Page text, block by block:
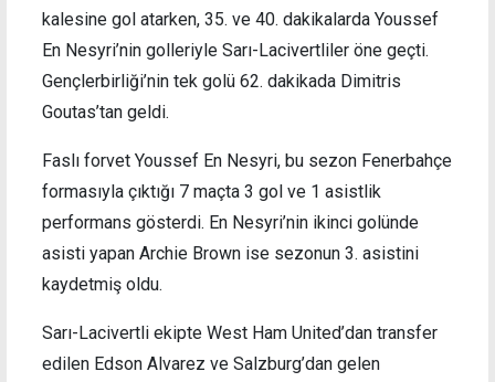
kalesine gol atarken, 35. ve 40. dakikalarda Youssef
En Nesyri’nin golleriyle Sarı-Lacivertliler öne geçti.
Gençlerbirliği’nin tek golü 62. dakikada Dimitris
Goutas’tan geldi.
Faslı forvet Youssef En Nesyri, bu sezon Fenerbahçe
formasıyla çıktığı 7 maçta 3 gol ve 1 asistlik
performans gösterdi. En Nesyri’nin ikinci golünde
asisti yapan Archie Brown ise sezonun 3. asistini
kaydetmiş oldu.
Sarı-Lacivertli ekipte West Ham United’dan transfer
edilen Edson Alvarez ve Salzburg’dan gelen